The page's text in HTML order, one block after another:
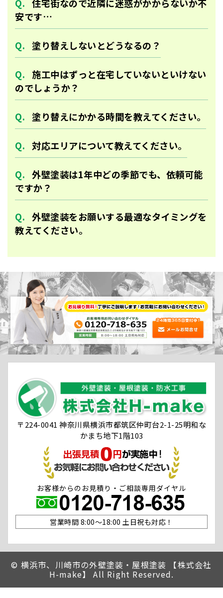
住宅街なので近隣に迷惑がかからないか不
安です…
塗り替えしないとどうなるの？
施工中はずっと在宅していないといけない
のでしょうか？
塗り替えにかかる時間を教えてください。
対応エリアについて教えてください。
外壁塗装は1年中どの季節でも、依頼可能
ですか？
外壁塗装をお願いする最適なタイミングを
教えてください。
〒224-0041 神奈川県横浜市都筑区仲町台2-1-25明和な
かまち地下1階103
お客様からのお見積り・ご相談専用ダイヤル
営業時間 8:00〜18:00 土日祝も対応！
© 横浜市、川崎市の外壁塗装・屋根塗装 【株式会社
H-make】 All Right Reserved.